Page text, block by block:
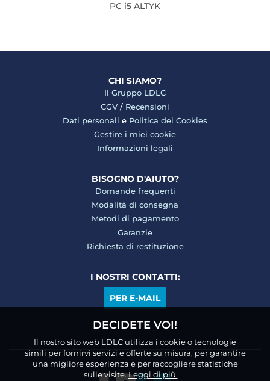
PC i5 ALTYK
CHI SIAMO?
Il Gruppo LDLC
CGV / Recensioni
Dati personali e Politica dei Cookies
Gestire i miei cookie
Informazioni legali
BISOGNO D'AIUTO?
Domande frequenti
Modalità di consegna
Metodi di pagamento
Garanzie
Richiesta di restituzione
I NOSTRI CONTATTI:
PER E-MAIL
DECIDETE VOI!
Il nostro sito web LDLC utilizza i cookie o tecnologie
simili per fornirvi servizi e offerte su misura, per garantire
una migliore esperienza e per raccogliere statistiche
sulle visite.Leggi di più.